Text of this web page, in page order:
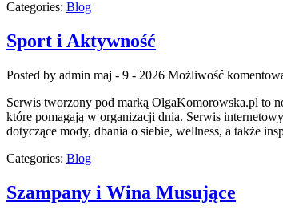
Categories: Blog
Sport i Aktywność
Posted by admin maj - 9 - 2026 Możliwość
Serwis tworzony pod marką OlgaKomorowska.pl to
które pomagają w organizacji dnia. Serwis
dotyczące mody, dbania o siebie, wellness, a także
Categories: Blog
Szampany i Wina Musujące